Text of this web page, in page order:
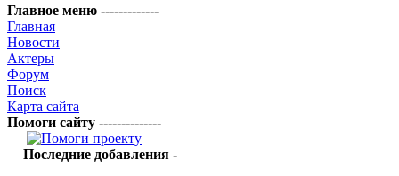
Главное меню -------------
Главная
Новости
Актеры
Форум
Поиск
Карта сайта
Помоги сайту --------------
Последние добавления -